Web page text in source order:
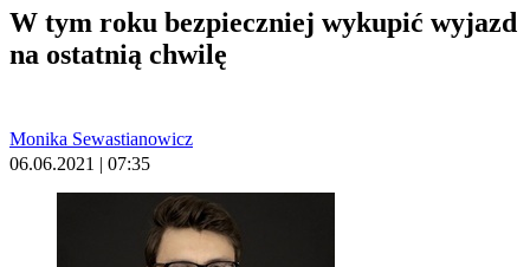
W tym roku bezpieczniej wykupić wyjazd
na ostatnią chwilę
Monika Sewastianowicz
06.06.2021 | 07:35